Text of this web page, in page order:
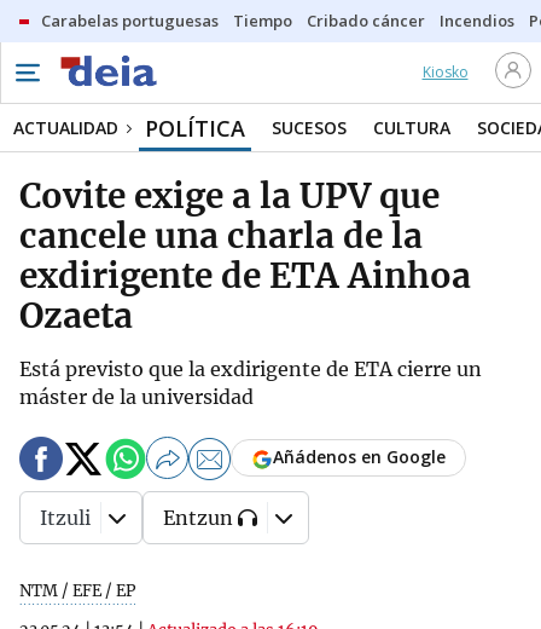
Carabelas portuguesas Tiempo Cribado cáncer Incendios
Kiosko
ACTUALIDAD POLÍTICA SUCESOS CULTURA
Covite exige a la UPV que
cancele una charla de la
exdirigente de ETA Ainhoa
Ozaeta
Está previsto que la exdirigente de ETA cierre un
máster de la universidad
NTM / EFE / EP
Añádenos en Google
Itzuli Entzun